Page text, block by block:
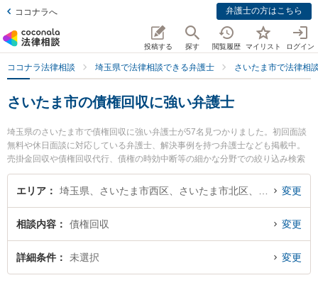
ココナラへ 弁護士の方はこちら
投稿する 探す 閲覧履歴 マイリスト ログイン
ココナラ法律相談 埼玉県で法律相談できる弁護士 さいたま市で法律相
さいたま市の債権回収に強い弁護士
埼玉県のさいたま市で債権回収に強い弁護士が57名見つかりました。初回面談
無料や休日面談に対応している弁護士、解決事例を持つ弁護士なども掲載中。
売掛金回収や債権回収代行、債権の時効中断等の細かな分野での絞り込み検索
もでき便利です。特に中野法律事務所の中野 博喜弁護士や弁護士法人法律事務
所フォレストの中尾 基哉弁護士、大宮ありあけ法律事務所の佐藤 都弁護士のプ
『債権回収のトラブル解決の実績豊富な近くの弁護士を検索したい』『初回相
談無料で債権回収を法律相談できるさいたま市内の弁護士に相談予約したい』
などでお困りの相談者さんにおすすめです。
エリア 変更
相談内容 債権回収 変更
詳細条件 未選択 変更